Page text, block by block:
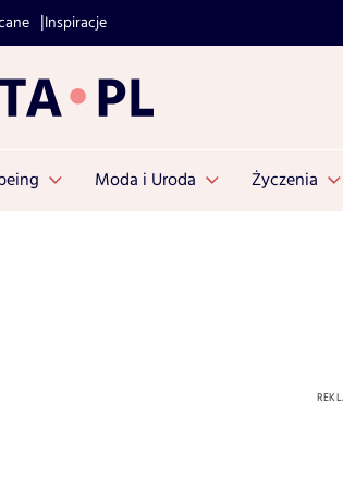
Inspiracje
Moda i Uroda Życzenia